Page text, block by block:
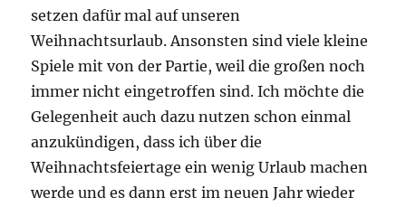
setzen dafür mal auf unseren
Weihnachtsurlaub. Ansonsten sind viele kleine
Spiele mit von der Partie, weil die großen noch
immer nicht eingetroffen sind. Ich möchte die
Gelegenheit auch dazu nutzen schon einmal
anzukündigen, dass ich über die
Weihnachtsfeiertage ein wenig Urlaub machen
werde und es dann erst im neuen Jahr wieder